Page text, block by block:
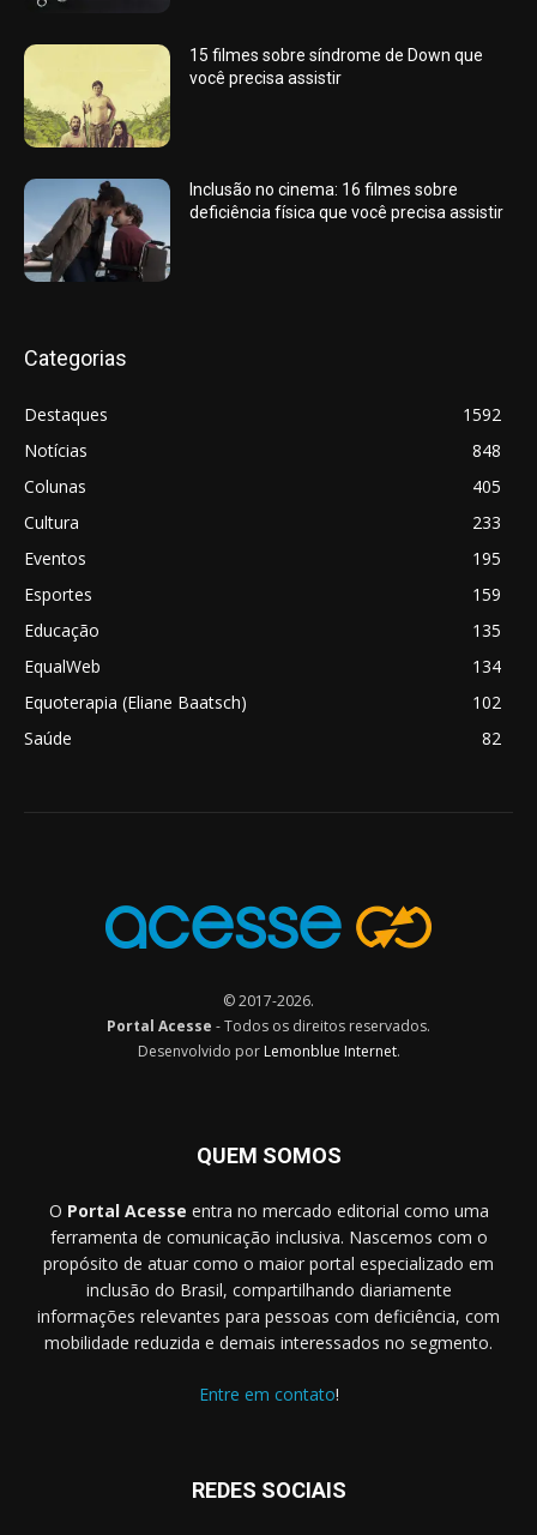
15 filmes sobre síndrome de Down que
você precisa assistir
Inclusão no cinema: 16 filmes sobre
deficiência física que você precisa assistir
Categorias
Destaques
1592
Notícias
848
Colunas
405
Cultura
233
Eventos
195
Esportes
159
Educação
135
EqualWeb
134
Equoterapia (Eliane Baatsch)
102
Saúde
82
© 2017-2026.
Portal Acesse - Todos os direitos reservados.
Desenvolvido por Lemonblue Internet.
QUEM SOMOS
O Portal Acesse entra no mercado editorial como uma
ferramenta de comunicação inclusiva. Nascemos com o
propósito de atuar como o maior portal especializado em
inclusão do Brasil, compartilhando diariamente
informações relevantes para pessoas com deficiência, com
mobilidade reduzida e demais interessados no segmento.
Entre em contato!
REDES SOCIAIS